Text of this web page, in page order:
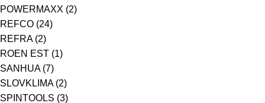
POWERMAXX (2)
REFCO (24)
REFRA (2)
ROEN EST (1)
SANHUA (7)
SLOVKLIMA (2)
SPINTOOLS (3)